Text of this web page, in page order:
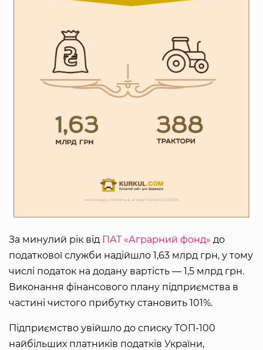
За минулий рік від ПАТ «Аграрний фонд» до
податкової служби надійшло 1,63 млрд грн, у тому
числі податок на додану вартість — 1,5 млрд грн.
Виконання фінансового плану підприємства в
частині чистого прибутку становить 101%.
Підприємство увійшло до списку ТОП-100
найбільших платників податків України,